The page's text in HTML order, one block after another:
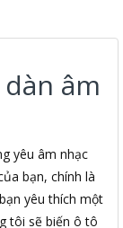
âm
yêu âm nhạc
bạn, chính là
yêu thích một
tôi sẽ biến ô tô